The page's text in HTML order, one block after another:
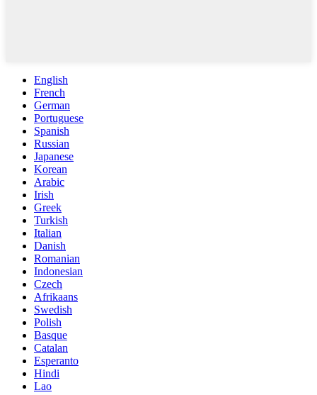
English
French
German
Portuguese
Spanish
Russian
Japanese
Korean
Arabic
Irish
Greek
Turkish
Italian
Danish
Romanian
Indonesian
Czech
Afrikaans
Swedish
Polish
Basque
Catalan
Esperanto
Hindi
Lao